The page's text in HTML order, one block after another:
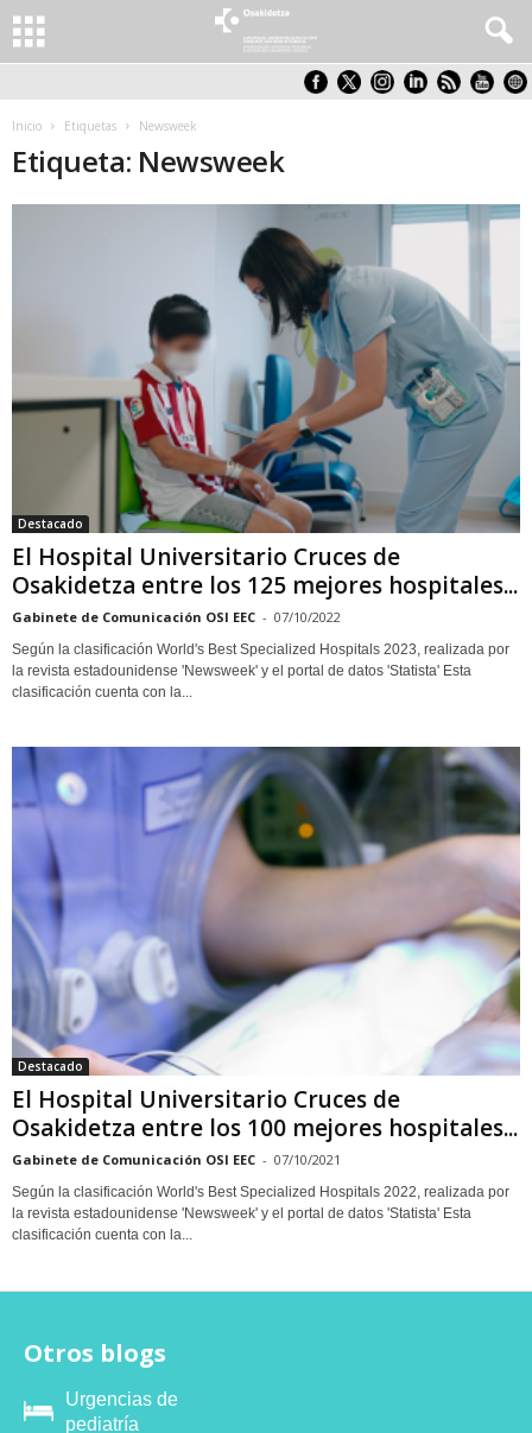
Inicio Etiquetas Newsweek
Etiqueta: Newsweek
Destacado
El Hospital Universitario Cruces de
Osakidetza entre los 125 mejores hospitales...
Gabinete de Comunicación OSI EEC - 07/10/2022
Según la clasificación World's Best Specialized Hospitals 2023, realizada por
la revista estadounidense 'Newsweek' y el portal de datos 'Statista' Esta
clasificación cuenta con la...
Destacado
El Hospital Universitario Cruces de
Osakidetza entre los 100 mejores hospitales...
Gabinete de Comunicación OSI EEC - 07/10/2021
Según la clasificación World's Best Specialized Hospitals 2022, realizada por
la revista estadounidense 'Newsweek' y el portal de datos 'Statista' Esta
clasificación cuenta con la...
Otros blogs
Urgencias de
pediatría